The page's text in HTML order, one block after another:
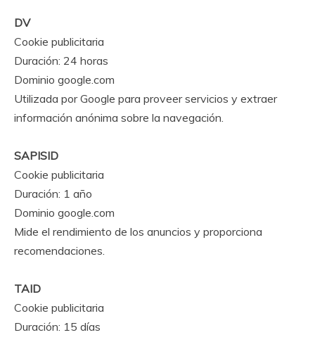
DV
Cookie publicitaria
Duración: 24 horas
Dominio google.com
Utilizada por Google para proveer servicios y extraer
información anónima sobre la navegación.
SAPISID
Cookie publicitaria
Duración: 1 año
Dominio google.com
Mide el rendimiento de los anuncios y proporciona
recomendaciones.
TAID
Cookie publicitaria
Duración: 15 días